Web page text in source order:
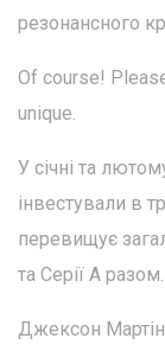
резонансного
Of course!
unique.
У січні та
інвестували в
перевищує
та Серії А разом.
Джексон